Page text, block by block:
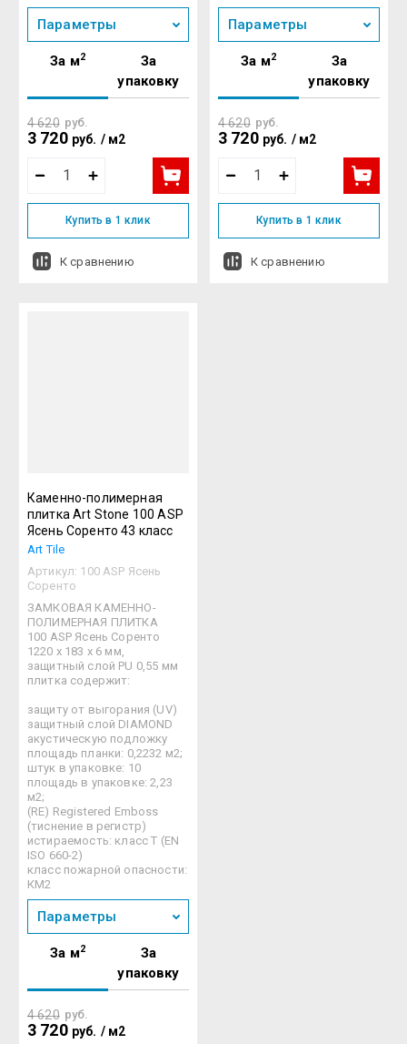
Параметры
За м2
За
упаковку
4 620 руб.
3 720 руб. / м2
Купить в 1 клик
К сравнению
Параметры
За м2
За
упаковку
4 620 руб.
3 720 руб. / м2
Купить в 1 клик
К сравнению
Каменно-полимерная
плитка Art Stone 100 ASP
Ясень Соренто 43 класс
Art Tile
Артикул: 100 ASP Ясень
Соренто
ЗАМКОВАЯ КАМЕННО-
ПОЛИМЕРНАЯ ПЛИТКА
100 ASP Ясень Соренто
1220 х 183 х 6 мм,
защитный слой PU 0,55 мм
плитка содержит:
защиту от выгорания (UV)
защитный слой DIAMOND
акустическую подложку
площадь планки: 0,2232 м2;
штук в упаковке: 10
площадь в упаковке: 2,23
м2;
(RE) Registered Emboss
(тиснение в регистр)
истираемость: класс Т (EN
ISO 660-2)
класс пожарной опасности:
КМ2
Параметры
За м2
За
упаковку
4 620 руб.
3 720 руб. / м2